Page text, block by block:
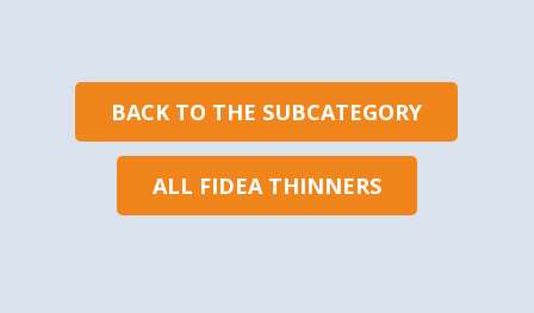
BACK TO THE SUBCATEGORY
ALL FIDEA THINNERS